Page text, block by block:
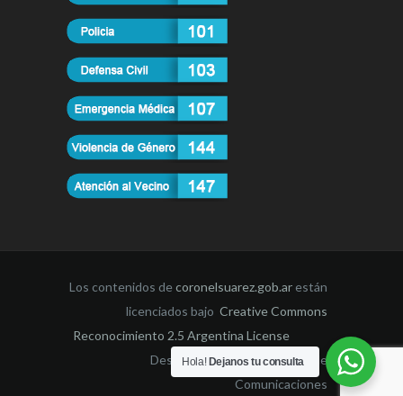
Los contenidos decoronelsuarez.gob.ar están
licenciados bajo Creative Commons
Reconocimiento 2.5 Argentina License
Desarrollado por la Dirección de
Comunicaciones
Hola! Dejanos tu consulta